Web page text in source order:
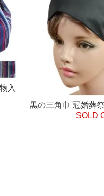
入
レ
黒の三角巾 冠婚葬
ど
SOLD